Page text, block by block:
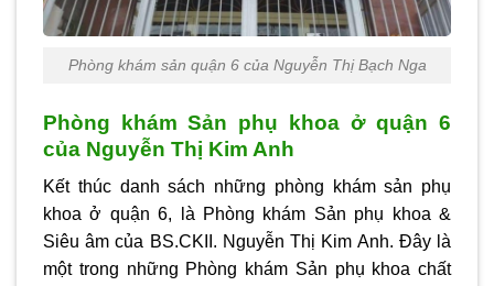
Phòng khám sản quận 6 của Nguyễn Thị Bạch Nga
Phòng khám Sản phụ khoa ở quận 6
của Nguyễn Thị Kim Anh
Kết thúc danh sách những phòng khám sản phụ
khoa ở quận 6, là Phòng khám Sản phụ khoa &
Siêu âm của BS.CKII. Nguyễn Thị Kim Anh. Đây là
một trong những Phòng khám Sản phụ khoa chất